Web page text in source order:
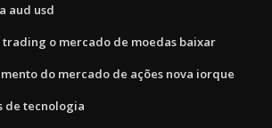
aud usd
o mercado de moedas baixar
do mercado de ações nova iorque
de tecnologia